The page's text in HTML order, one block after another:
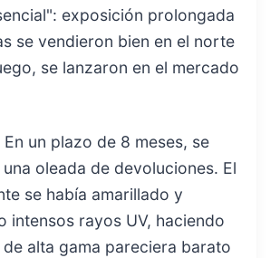
exposición prolongada
se vendieron bien en el norte
se lanzaron en el mercado
En un plazo de 8 meses, se
oleada de devoluciones. El
se había amarillado y
intensos rayos UV, haciendo
alta gama pareciera barato